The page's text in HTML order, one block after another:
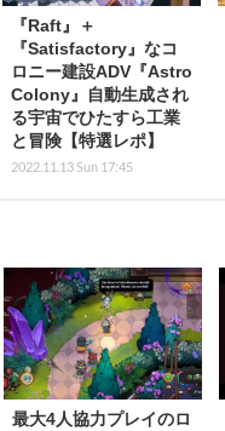
『Raft』＋
『Satisfactory』なコ
ロニー建設ADV『Astro
Colony』自動生成され
る宇宙でひたすら工業
と冒険【特選レポ】
2022.11.13 Sun 17:45
最大4人協力プレイのロ